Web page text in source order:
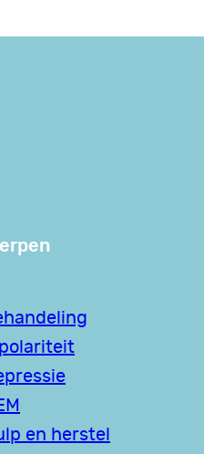
en herstel